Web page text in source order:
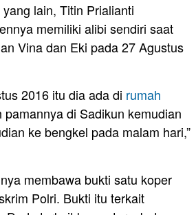
lain, Titin Prialianti
memiliki alibi sendiri saat
Vina dan Eki pada 27 Agustus
2016 itu dia ada di rumah
di Sadikun kemudian
ke bengkel pada malam hari,”
membawa bukti satu koper
Polri. Bukti itu terkait